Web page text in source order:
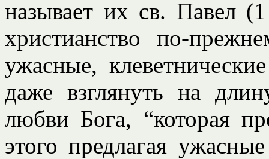
называет их св. Павел
христианство по-
ужасные,
даже взглянуть на
любви Бога, “которая
этого предлагая